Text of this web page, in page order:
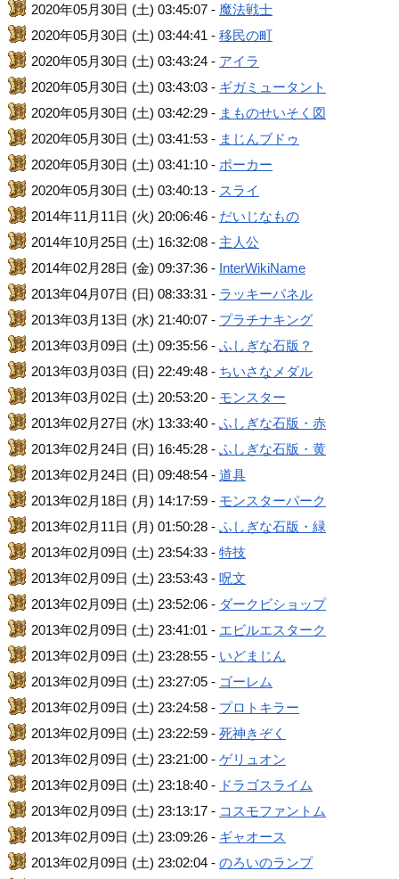
2020年05月30日 (土) 03:45:07 - 魔法戦士
2020年05月30日 (土) 03:44:41 -移民の町
2020年05月30日 (土) 03:43:24 - アイラ
2020年05月30日 (土) 03:43:03 - ギガミュータント
2020年05月30日 (土) 03:42:29 - まものせいそく図
2020年05月30日 (土) 03:41:53 - まじんブドゥ
2020年05月30日 (土) 03:41:10 - ポーカー
2020年05月30日 (土) 03:40:13 - スライ
2014年11月11日 (火) 20:06:46 - だいじなもの
2014年10月25日 (土) 16:32:08 - 主人公
2014年02月28日 (金) 09:37:36 - InterWikiName
2013年04月07日 (日) 08:33:31 - ラッキーパネル
2013年03月13日 (水) 21:40:07 - プラチナキング
2013年03月09日 (土) 09:35:56 -ふしぎな石版？
2013年03月03日 (日) 22:49:48 - ちいさなメダル
2013年03月02日 (土) 20:53:20 - モンスター
2013年02月27日 (水) 13:33:40 -ふしぎな石版・赤
2013年02月24日 (日) 16:45:28 -ふしぎな石版・黄
2013年02月24日 (日) 09:48:54 -道具
2013年02月18日 (月) 14:17:59 - モンスターパーク
2013年02月11日 (月) 01:50:28 -ふしぎな石版・緑
2013年02月09日 (土) 23:54:33 -特技
2013年02月09日 (土) 23:53:43 -呪文
2013年02月09日 (土) 23:52:06 - ダークビショップ
2013年02月09日 (土) 23:41:01 - エビルエスターク
2013年02月09日 (土) 23:28:55 - いどまじん
2013年02月09日 (土) 23:27:05 - ゴーレム
2013年02月09日 (土) 23:24:58 - プロトキラー
2013年02月09日 (土) 23:22:59 -死神きぞく
2013年02月09日 (土) 23:21:00 -ゲリュオン
2013年02月09日 (土) 23:18:40 - ドラゴスライム
2013年02月09日 (土) 23:13:17 - コスモファントム
2013年02月09日 (土) 23:09:26 - ギャオース
2013年02月09日 (土) 23:02:04 -のろいのランプ